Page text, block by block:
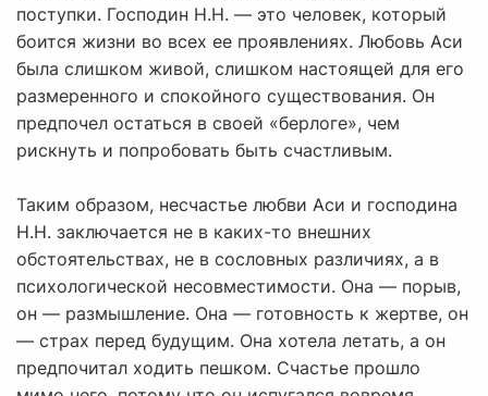
поступки. Господин Н.Н. — это человек, который
боится жизни во всех ее проявлениях. Любовь Аси
была слишком живой, слишком настоящей для его
размеренного и спокойного существования. Он
предпочел остаться в своей «берлоге», чем
рискнуть и попробовать быть счастливым.
Таким образом, несчастье любви Аси и господина
Н.Н. заключается не в каких-то внешних
обстоятельствах, не в сословных различиях, а в
психологической несовместимости. Она — порыв,
он — размышление. Она — готовность к жертве, он
— страх перед будущим. Она хотела летать, а он
предпочитал ходить пешком. Счастье прошло